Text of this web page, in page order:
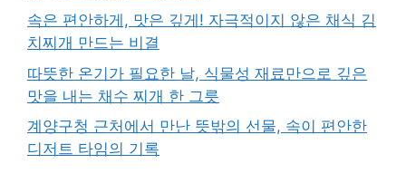
속은 편안하게, 맛은 깊게! 자극적이지 않은 채식 김
치찌개 만드는 비결
따뜻한 온기가 필요한 날, 식물성 재료만으로 깊은
맛을 내는 채수 찌개 한 그릇
계양구청 근처에서 만난 뜻밖의 선물, 속이 편안한
디저트 타임의 기록